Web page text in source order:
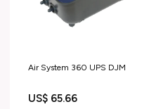
Air System 360 UPS DJM
US$ 65.66